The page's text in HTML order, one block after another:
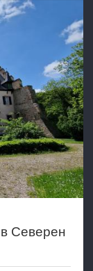
Северен